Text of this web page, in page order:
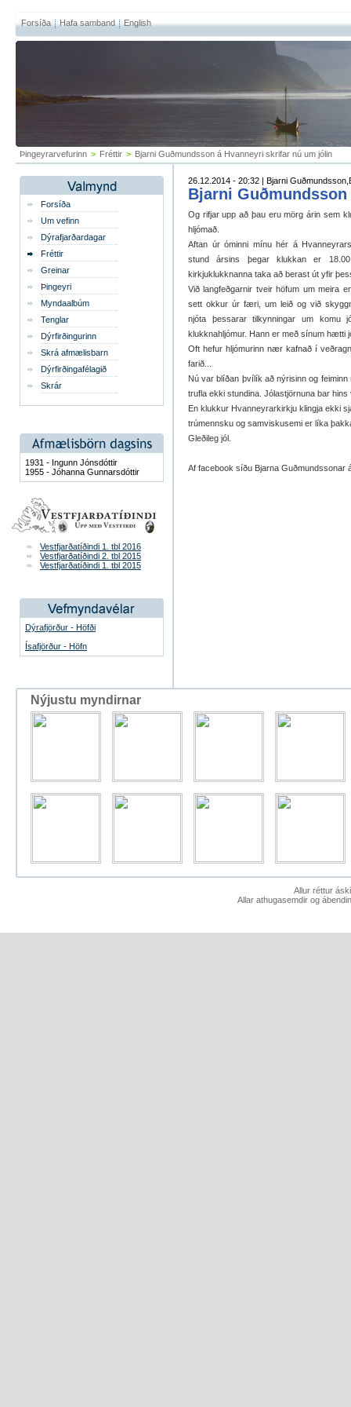
Forsíða Hafa samband English
Þingeyrarvefurinn > Fréttir > Bjarni Guðmundsson á Hvanneyri skrifar nú um jólin
Forsíða
Um vefinn
Dýrafjarðardagar
Fréttir
Greinar
Þingeyri
Myndaalbúm
Tenglar
Dýrfirðingurinn
Skrá afmælisbarn
Dýrfirðingafélagið
Skrár
1931 - Ingunn Jónsdóttir
1955 - Jóhanna Gunnarsdóttir
Vestfjarðatíðindi 1. tbl 2016
Vestfjarðatíðindi 2. tbl 2015
Vestfjarðatíðindi 1. tbl 2015
Dýrafjörður - Höfði
Ísafjörður - Höfn
26.12.2014 - 20:32 | Bjarni
Bjarni
Og rifjar upp að þau eru mörg árin sem
hljómað.
Aftan úr óminni mínu hér á
stund ársins þegar klukkan er
kirkjuklukknanna taka að berast út yfir
Við langfeðgarnir tveir höfum um meira
sett okkur úr færi, um leið og við
njóta þessarar tilkynningar um komu
klukknahljómur. Hann er með sínum hætti
Oft hefur hljómurinn nær kafnað í
farið...
Nú var blíðan þvílík að nýrisinn og
trufla ekki stundina. Jólastjörnuna bar
En klukkur Hvanneyrarkirkju klingja ekki
trúmennsku og samviskusemi er líka
Gleðileg jól.
Af facebook síðu Bjarna Guðmundssonar
Nýjustu myndirnar
Allur réttur
Allar athugasemdir og